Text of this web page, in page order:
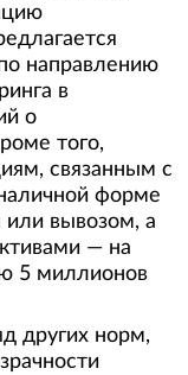
направлению
в
о
того,
связанным с
форме
или вывозом, а
— на
5 миллионов
других норм,